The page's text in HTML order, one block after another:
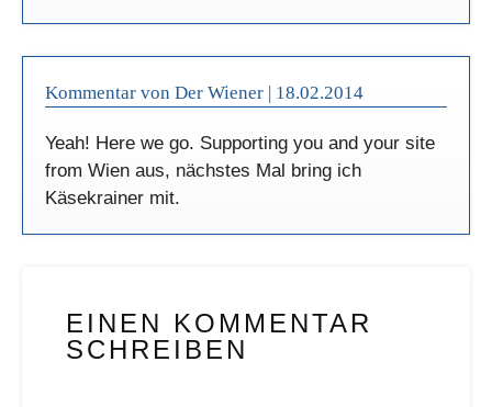
Kommentar von Der Wiener | 18.02.2014
Yeah! Here we go. Supporting you and your site
from Wien aus, nächstes Mal bring ich
Käsekrainer mit.
EINEN KOMMENTAR
SCHREIBEN